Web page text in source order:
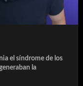
el síndrome de los
la